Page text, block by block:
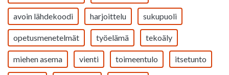
avoin lähdekoodi harjoittelu sukupuoli
opetusmenetelmät työelämä tekoäly
miehen asema vienti toimeentulo itsetunto